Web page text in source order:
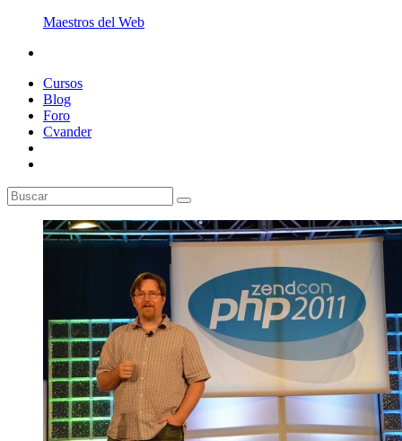
Maestros del Web
Cursos
Blog
Foro
Cvander